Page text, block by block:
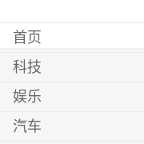
首页
科技
娱乐
汽车